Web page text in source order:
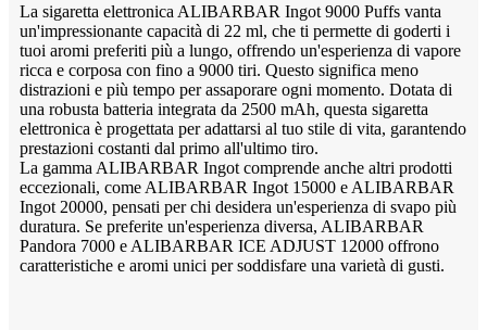
La sigaretta elettronica ALIBARBAR Ingot 9000 Puffs vanta
un'impressionante capacità di 22 ml, che ti permette di goderti i
tuoi aromi preferiti più a lungo, offrendo un'esperienza di vapore
ricca e corposa con fino a 9000 tiri. Questo significa meno
distrazioni e più tempo per assaporare ogni momento. Dotata di
una robusta batteria integrata da 2500 mAh, questa sigaretta
elettronica è progettata per adattarsi al tuo stile di vita, garantendo
prestazioni costanti dal primo all'ultimo tiro.
La gamma ALIBARBAR Ingot comprende anche altri prodotti
eccezionali, come ALIBARBAR Ingot 15000 e ALIBARBAR
Ingot 20000, pensati per chi desidera un'esperienza di svapo più
duratura. Se preferite un'esperienza diversa, ALIBARBAR
Pandora 7000 e ALIBARBAR ICE ADJUST 12000 offrono
caratteristiche e aromi unici per soddisfare una varietà di gusti.